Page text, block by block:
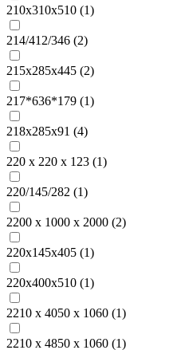
210х310х510 (1)
214/412/346 (2)
215х285х445 (2)
217*636*179 (1)
218х285х91 (4)
220 х 220 х 123 (1)
220/145/282 (1)
2200 х 1000 х 2000 (2)
220х145х405 (1)
220х400х510 (1)
2210 х 4050 х 1060 (1)
2210 х 4850 х 1060 (1)